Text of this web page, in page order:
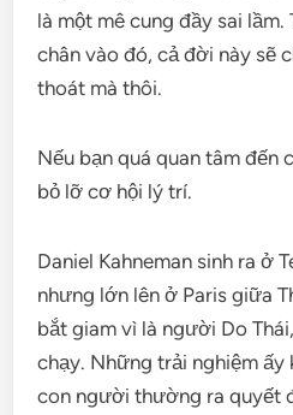
là một mê cung đầy sai
chân vào đó, cả đời này sẽ
thoát mà thôi.
Nếu bạn quá quan tâm đến
bỏ lỡ cơ hội lý trí.
Daniel Kahneman sinh ra ở
nhưng lớn lên ở Paris giữa
bắt giam vì là người Do
chạy. Những trải nghiệm ấy
con người thường ra quyết